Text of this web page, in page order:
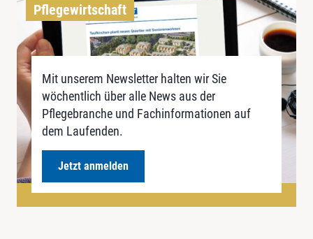
Pflegewirtschaft
Mit unserem Newsletter halten wir Sie
wöchentlich über alle News aus der
Pflegebranche und Fachinformationen auf
dem Laufenden.
Jetzt anmelden